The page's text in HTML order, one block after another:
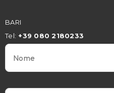
BARI
Tel: +39 080 2180233